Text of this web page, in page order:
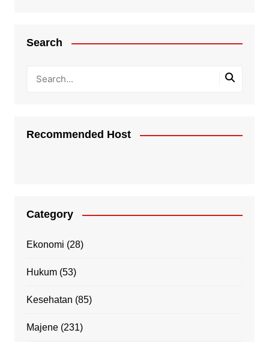
Search
Recommended Host
Category
Ekonomi (28)
Hukum(53)
Kesehatan (85)
Majene(231)